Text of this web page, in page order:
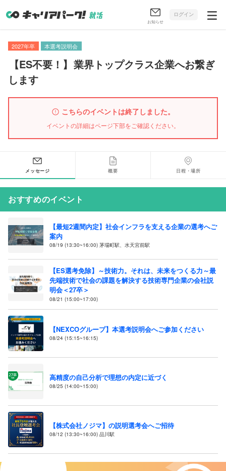
お知らせ
ログイン
2027年卒 本選考説明会
【ES不要！ 】 業界トップクラス企業へお繋ぎ
します
こちらのイベントは終了しました。
イベントの詳細はページ下部をご確認ください。
メッセージ 概要 日程・場所
おすすめのイベント
【最短2週間内定】社会インフラを支える企業の選考へご
案内
08/19 (13:30~16:00) 茅場町駅、水天宮前駅
【ES選考免除】～技術力。それは、未来をつくる力～最
先端技術で社会の課題を解決する技術専門企業の会社説
明会＜27卒＞
08/21 (15:00~17:00)
【NEXCOグループ】本選考説明会へご参加ください
08/24 (15:15~16:15)
高精度の自己分析で理想の内定に近づく
08/25 (14:00~15:00)
【株式会社ノジマ】の説明選考会へご招待
08/12 (13:30~16:00) 品川駅